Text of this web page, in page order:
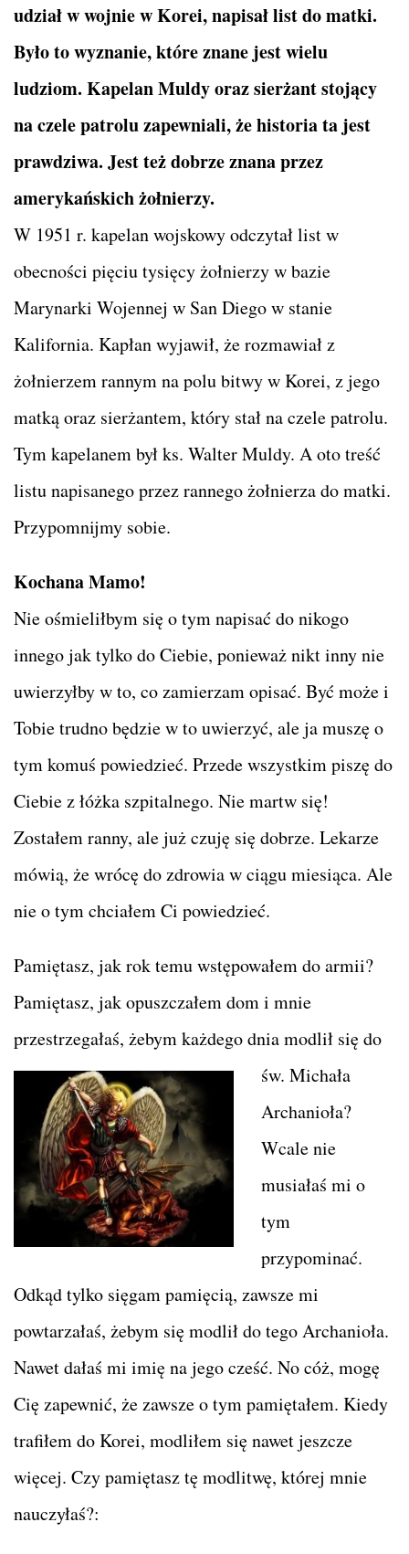
udział w wojnie w Korei, napisał list do matki.
Było to wyznanie, które znane jest wielu
ludziom. Kapelan Muldy oraz sierżant stojący
na czele patrolu zapewniali, że historia ta jest
prawdziwa. Jest też dobrze znana przez
amerykańskich żołnierzy.
W 1951 r. kapelan wojskowy odczytał list w
obecności pięciu tysięcy żołnierzy w bazie
Marynarki Wojennej w San Diego w stanie
Kalifornia. Kapłan wyjawił, że rozmawiał z
żołnierzem rannym na polu bitwy w Korei, z jego
matką oraz sierżantem, który stał na czele patrolu.
Tym kapelanem był ks. Walter Muldy. A oto treść
listu napisanego przez rannego żołnierza do matki.
Przypomnijmy sobie.
Kochana Mamo!
Nie ośmieliłbym się o tym napisać do nikogo
innego jak tylko do Ciebie, ponieważ nikt inny nie
uwierzyłby w to, co zamierzam opisać. Być może i
Tobie trudno będzie w to uwierzyć, ale ja muszę o
tym komuś powiedzieć. Przede wszystkim piszę do
Ciebie z łóżka szpitalnego. Nie martw się!
Zostałem ranny, ale już czuję się dobrze. Lekarze
mówią, że wrócę do zdrowia w ciągu miesiąca. Ale
nie o tym chciałem Ci powiedzieć.
Pamiętasz, jak rok temu wstępowałem do armii?
Pamiętasz, jak opuszczałem dom i mnie
przestrzegałaś, żebym każdego dniamodlił się do
św. Michała
Archanioła?
Wcale nie
musiałaś mi o
tym
przypominać.
Odkąd tylko sięgam pamięcią, zawsze mi
powtarzałaś, żebym się modlił do tego Archanioła.
Nawet dałaś mi imię na jego cześć. No cóż, mogę
Cię zapewnić, że zawsze o tym pamiętałem. Kiedy
trafiłem do Korei, modliłem się nawet jeszcze
więcej. Czy pamiętasz tę modlitwę, której mnie
nauczyłaś?: